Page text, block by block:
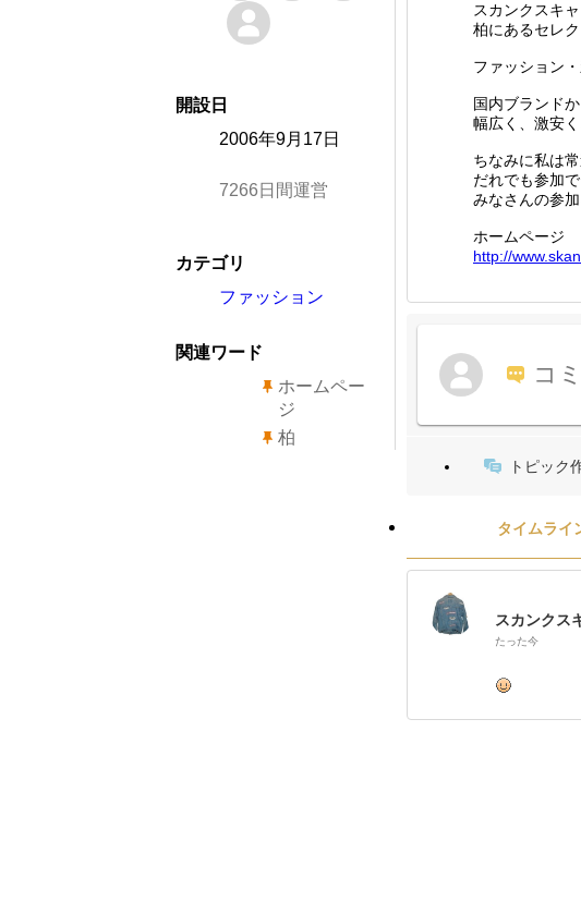
スカンクスキ
柏にあるセレ
ファッション
国内ブランド
幅広く、激安
ちなみに私は
だれでも参加
みなさんの参
ホームページ
http://www.ska
コ
トピック
タイムライ
スカンクス
たった今
開設日
2006年9月17日
7266日間運営
カテゴリ
ファッション
関連ワード
ホームペー
ジ
柏